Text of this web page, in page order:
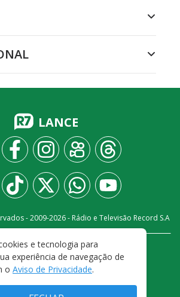
LANCE
- 2009-2026- Rádio e Televisão Record S.A
FALE CONOSCO
PRIVACIDADE
E CONDIÇÕES DE USO
e tecnologia para
experiência de navegação de
o Aviso de Privacidade.